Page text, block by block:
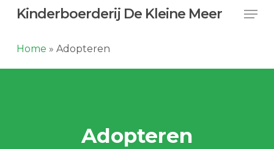
Skip
content
Kinderboerderij De Kleine Meer
Home » Adopteren
Adopteren